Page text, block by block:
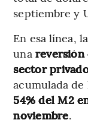
septiembre y
En esa línea,
una reversión
sector
acumulada de
54% del M2
noviembre.